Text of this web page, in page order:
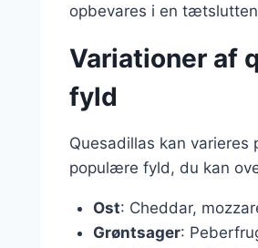
opbevares i en
Variationer af
fyld
Quesadillas kan varieres
populære fyld, du kan
Ost: Cheddar,
Grøntsager: